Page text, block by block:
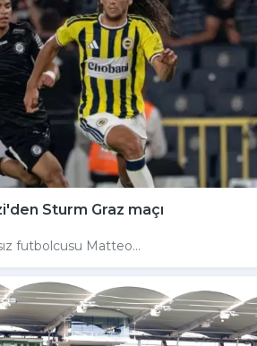
Sturm Graz maçı
futbolcusu Matteo...